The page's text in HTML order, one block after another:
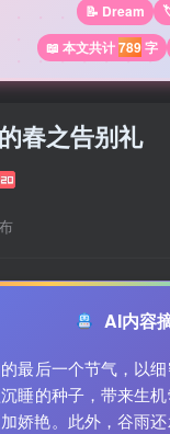
📝 Dream
📖 本文共计789字
春之告别礼
AI内容
最后一个节气，以
睡的种子，带来生
娇艳。此外，谷雨